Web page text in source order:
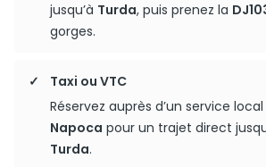
jusqu’à Turda, puis prenez la
gorges.
Taxi ou VTC
Réservez auprès d’un service
Napoca pour un trajet direct
Turda.